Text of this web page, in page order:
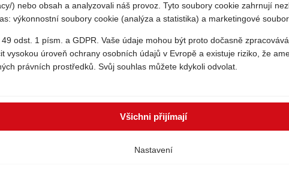
italia sardinia
) nebo obsah a analyzovali náš provoz. Tyto soubory cookie zahrnují
výkonnostní soubory cookie (analýza a statistika) a marketingové
odst. 1 písm. a GDPR. Vaše údaje mohou být proto dočasně
vysokou úroveň ochrany osobních údajů v Evropě a existuje riziko, že
právních prostředků. Svůj souhlas můžete kdykoli odvolat.
Nastavení
Všichni přijímají